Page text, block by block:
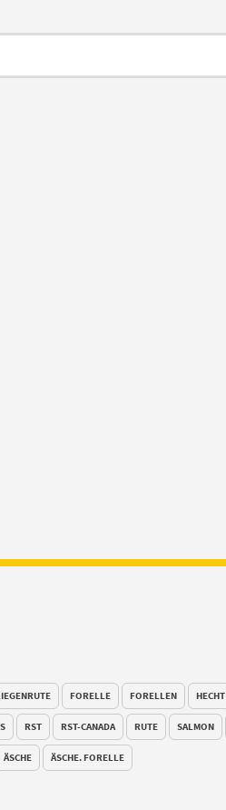
FORELLE FORELLEN HECHT
RST RST-CANADA RUTE SALMON
ÄSCHE ÄSCHE. FORELLE